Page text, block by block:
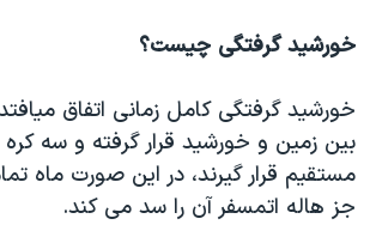
خورشید گرفتگی چیست؟
خورشید گرفتگی کامل زمانی اتفاق
بین زمین و خورشید قرار گرفته و سه
مستقیم قرار گیرند، در این صورت ماه
جز هاله اتمسفر آن را سد می کند.